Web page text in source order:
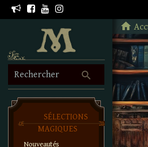
search
Rechercher
SÉLECTIONS
MAGIQUES
Nouveautés
home
Retour à